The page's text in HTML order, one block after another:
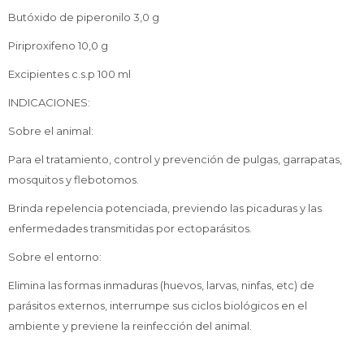
Butóxido de piperonilo 3,0 g
Piriproxifeno 10,0 g
Excipientes c.s.p 100 ml
INDICACIONES:
Sobre el animal:
Para el tratamiento, control y prevención de pulgas, garrapatas,
mosquitos y flebotomos.
Brinda repelencia potenciada, previendo las picaduras y las
enfermedades transmitidas por ectoparásitos.
Sobre el entorno:
Elimina las formas inmaduras (huevos, larvas, ninfas, etc) de
parásitos externos, interrumpe sus ciclos biológicos en el
ambiente y previene la reinfección del animal.